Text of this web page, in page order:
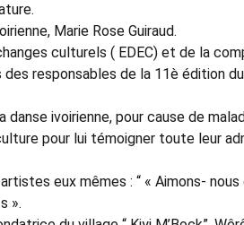
Marie Rose Guiraud.
culturels ( EDEC) et de la
responsables de la 11è édition
danse ivoirienne, pour cause de
pour lui témoigner toute leur
eux mêmes : “ « Aimons-
».